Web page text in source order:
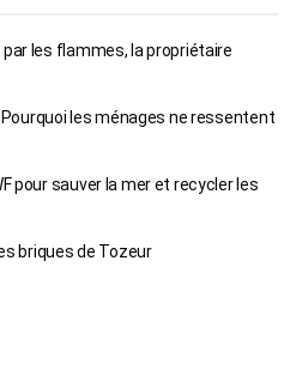
les flammes, la propriétaire
les ménages ne ressentent
pour sauver la mer et recycler les
briques de Tozeur